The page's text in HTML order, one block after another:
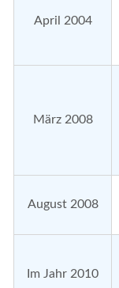
April 2004
März 2008
August 2008
Im Jahr 2010